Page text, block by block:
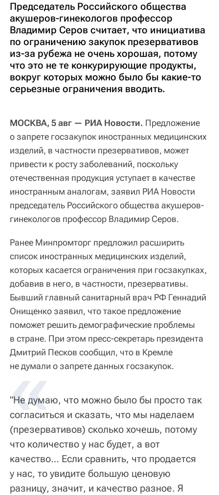
Председатель Российского общества
акушеров-гинекологов профессор
Владимир Серов считает, что инициатива
по ограничению закупок презервативов
из-за рубежа не очень хорошая, потому
что это не те конкурирующие продукты,
вокруг которых можно было бы какие-то
серьезные ограничения вводить.
МОСКВА, 5 авг — РИА Новости. Предложение
о запрете госзакупок иностранных медицинских
изделий, в частности презервативов, может
привести к росту заболеваний, поскольку
отечественная продукция уступает в качестве
иностранным аналогам, заявил РИА Новости
председатель Российского общества акушеров-
гинекологов профессор Владимир Серов.
Ранее Минпромторг предложил расширить
список иностранных медицинских изделий,
которых касается ограничения при госзакупках,
добавив в него, в частности, презервативы.
Бывший главный санитарный врач РФ Геннадий
Онищенко заявил, что такое предложение
поможет решить демографические проблемы
в стране. При этом пресс-секретарь президента
Дмитрий Песков сообщил, что в Кремле
не думали о запрете данных госзакупок.
"Не думаю, что можно было бы просто так
согласиться и сказать, что мы наделаем
(презервативов) сколько хочешь, потому
что количество у нас будет, а вот
качество… Если сравнить, что продается
у нас, то увидите большую ценовую
разницу, значит, и качество разное. Я